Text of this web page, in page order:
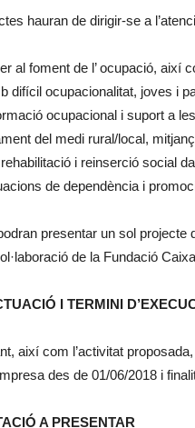
hauran de dirigir-se a
al foment de l’ ocupació, així
difícil ocupacionalitat, joves i
ocupacional i suport a
del medi rural/local,
i reinserció social
de dependència i
presentar un sol projecte
de la Fundació
I TERMINI
així com l’activitat
des de 01/06/2018 i
A PRESENTAR